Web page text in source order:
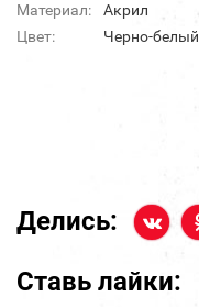
Материал:
Акрил
Цвет:
Черно-белый
Делись:
Ставь лайки: